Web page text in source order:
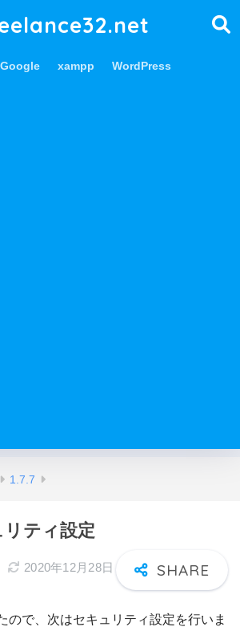
Google xampp WordPress
1.7.7
ティ設定
2020年12月28日
ので、次はセキュリティ設定を行いま